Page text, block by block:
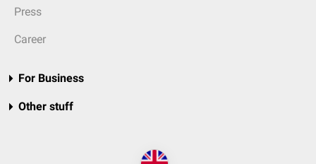
Press
Career
For Business
Other stuff